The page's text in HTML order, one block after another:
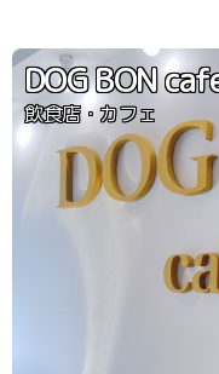
DOG BON
飲食店・カフェ